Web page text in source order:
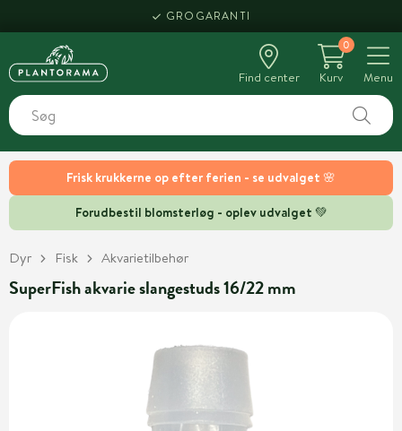
Frisk krukkerne op efter ferien - se udvalget 🌸
Forudbestil blomsterløg - oplev udvalget 💚
GROGARANTI
Find center
0
Kurv
Menu
Dyr Fisk Akvarietilbehør
SuperFish akvarie slangestuds 16/22 mm